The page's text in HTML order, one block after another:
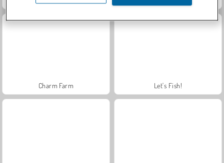
Charm Farm Let's Fish!